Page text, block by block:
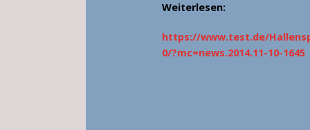
Weiterlesen:
https://www.test.de/
0/?mc=news.2014.11-10-1645